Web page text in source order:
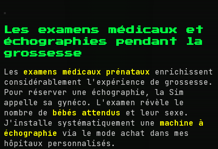
Les examens médicaux et
échographies pendant la
grossesse
Les examens médicaux prénataux enrichissent
considérablement l'expérience de grossesse.
Pour réserver une échographie, la Sim
appelle sa gynéco. L'examen révèle le
nombre de bébés attendus et leur sexe.
J'installe systématiquement une machine à
échographie via le mode achat dans mes
hôpitaux personnalisés.